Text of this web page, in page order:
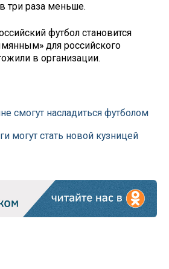
три раза меньше.
футбол становится
для российского
в организации.
смогут насладиться футболом
могут стать новой кузницей